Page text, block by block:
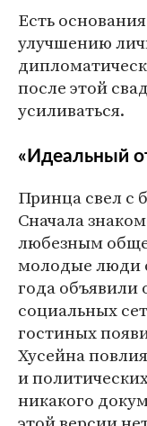
Есть
улучшению
после этой
усиливаться.
«Идеальный
Принца свел с
Сначала
любезным
молодые люди
года объявили
социальных
гостиных
Хусейна
и
никакого